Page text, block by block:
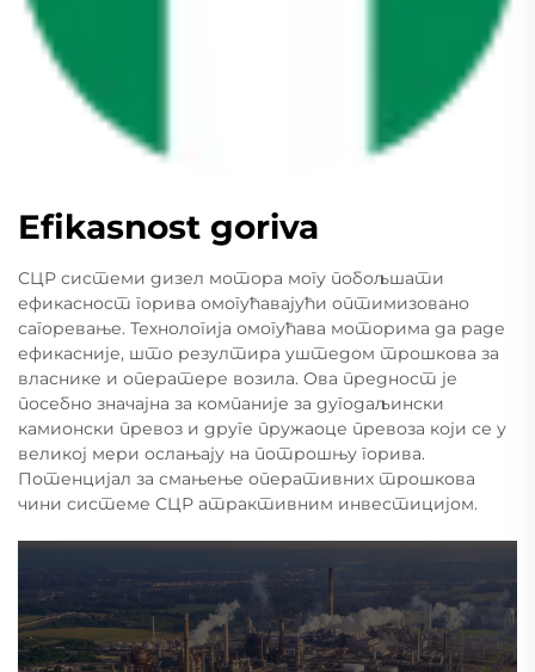
Efikasnost goriva
СЦР системи дизел мотора могу побољшати
ефикасност горива омогућавајући оптимизовано
сагоревање. Технологија омогућава моторима да раде
ефикасније, што резултира уштедом трошкова за
власнике и оператере возила. Ова предност је
посебно значајна за компаније за дугодаљински
камионски превоз и друге пружаоце превоза који се у
великој мери ослањају на потрошњу горива.
Потенцијал за смањење оперативних трошкова
чини системе СЦР атрактивним инвестицијом.